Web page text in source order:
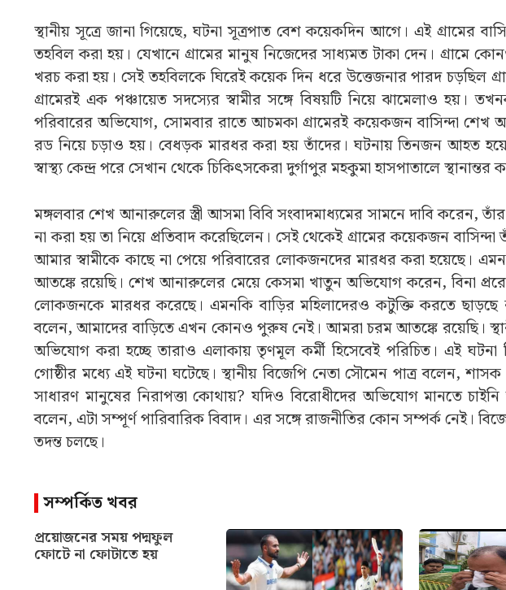
স্থানীয় সূত্রে জানা গিয়েছে, ঘটনা সূত্রপাত বেশ কয়েকদিন আগে। এই গ্রামের
তহবিল করা হয়। যেখানে গ্রামের মানুষ নিজেদের সাধ্যমত টাকা দেন। গ্রামে
খরচ করা হয়। সেই তহবিলকে ঘিরেই কয়েক দিন ধরে উত্তেজনার পারদ
গ্রামেরই এক পঞ্চায়েত সদস্যের স্বামীর সঙ্গে বিষয়টি নিয়ে ঝামেলাও হয়।
পরিবারের অভিযোগ, সোমবার রাতে আচমকা গ্রামেরই কয়েকজন বাসিন্দা
রড নিয়ে চড়াও হয়। বেধড়ক মারধর করা হয় তাঁদের। ঘটনায় তিনজন আহত
স্বাস্থ্য কেন্দ্র পরে সেখান থেকে চিকিৎসকেরা দুর্গাপুর মহকুমা হাসপাতালে
মঙ্গলবার শেখ আনারুলের স্ত্রী আসমা বিবি সংবাদমাধ্যমের সামনে দাবি করেন,
না করা হয় তা নিয়ে প্রতিবাদ করেছিলেন। সেই থেকেই গ্রামের কয়েকজন
আমার স্বামীকে কাছে না পেয়ে পরিবারের লোকজনদের মারধর করা হয়েছে।
আতঙ্কে রয়েছি। শেখ আনারুলের মেয়ে কেসমা খাতুন অভিযোগ করেন, বিনা
লোকজনকে মারধর করেছে। এমনকি বাড়ির মহিলাদেরও কটুক্তি করতে ছাড়ছে
বলেন, আমাদের বাড়িতে এখন কোনও পুরুষ নেই। আমরা চরম আতঙ্কে রয়েছি।
অভিযোগ করা হচ্ছে তারাও এলাকায় তৃণমূল কর্মী হিসেবেই পরিচিত। এই
গোষ্ঠীর মধ্যে এই ঘটনা ঘটেছে। স্থানীয় বিজেপি নেতা সৌমেন পাত্র বলেন,
সাধারণ মানুষের নিরাপত্তা কোথায়? যদিও বিরোধীদের অভিযোগ মানতে
বলেন, এটা সম্পূর্ণ পারিবারিক বিবাদ। এর সঙ্গে রাজনীতির কোন সম্পর্ক নেই।
তদন্ত চলছে।
সম্পর্কিত খবর
প্রয়োজনের সময় পদ্মফুল
ফোটে না ফোটাতে হয়